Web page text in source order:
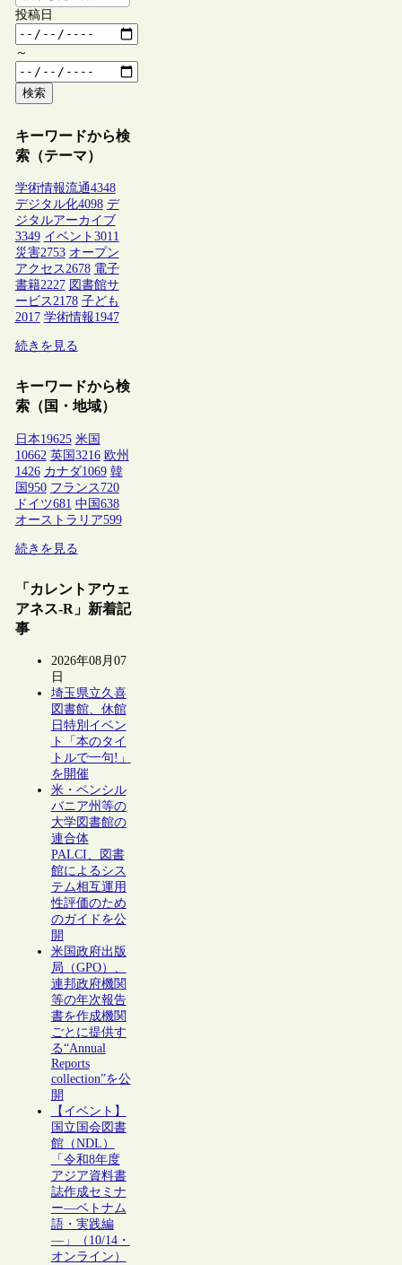
投稿日
～
検索
キーワードから検
索（テーマ）
学術情報流通4348
デジタル化4098 デ
ジタルアーカイブ
3349 イベント 3011
災害2753 オープン
アクセス2678 電子
書籍2227 図書館サ
ービス2178 子ども
2017 学術情報1947
続きを見る
キーワードから検
索（国・地域）
日本19625 米国
10662 英国 3216 欧州
1426 カナダ1069 韓
国 950 フランス 720
ドイツ681 中国 638
オーストラリア599
続きを見る
「カレントアウェ
アネス-R」新着記
事
2026年08月07
日
埼玉県立久喜
図書館、休館
日特別イベン
ト「本のタイ
トルで一句!」
を開催
米・ペンシル
バニア州等の
大学図書館の
連合体
PALCI、図書
館によるシス
テム相互運用
性評価のため
のガイドを公
開
米国政府出版
局（GPO）、
連邦政府機関
等の年次報告
書を作成機関
ごとに提供す
る“Annual
Reports
collection”を公
開
【イベント】
国立国会図書
館（NDL）
「令和8年度
アジア資料書
誌作成セミナ
ー―ベトナム
語・実践編
―」（10/14・
オンライン）